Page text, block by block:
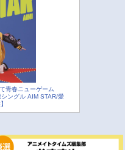
青春ニューゲーム
ングル AIM STAR/愛